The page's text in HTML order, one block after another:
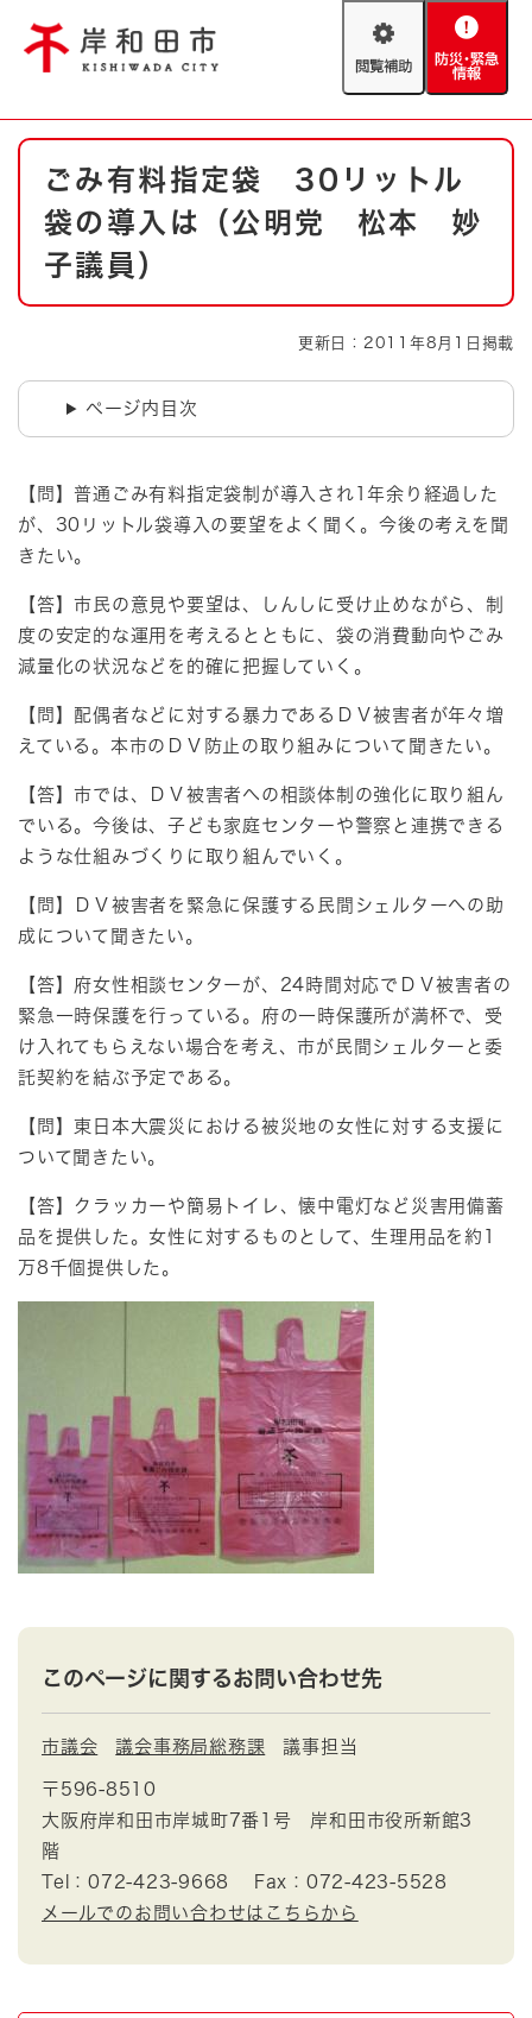
閲
助
防
緊
情
やさしい日本語
文字サイズ 標準
防災・緊急情報 救急・消防
ハザードマップ AED設置箇所
本
ごみ有料指定袋 30リットル
袋の導入は（公明党 松本 妙
子議員）
更新日：2011年8月1日掲載
ページ内目次
【問】普通ごみ有料指定袋制が導入され1年余り経過した
が、30リットル袋導入の要望をよく聞く。今後の考えを聞
きたい。
【答】市民の意見や要望は、しんしに受け止めながら、制
度の安定的な運用を考えるとともに、袋の消費動向やごみ
減量化の状況などを的確に把握していく。
【問】配偶者などに対する暴力であるＤＶ被害者が年々増
えている。本市のＤＶ防止の取り組みについて聞きたい。
【答】市では、ＤＶ被害者への相談体制の強化に取り組ん
でいる。今後は、子ども家庭センターや警察と連携できる
ような仕組みづくりに取り組んでいく。
【問】ＤＶ被害者を緊急に保護する民間シェルターへの助
成について聞きたい。
【答】府女性相談センターが、24時間対応でＤＶ被害者の
緊急一時保護を行っている。府の一時保護所が満杯で、受
け入れてもらえない場合を考え、市が民間シェルターと委
託契約を結ぶ予定である。
【問】東日本大震災における被災地の女性に対する支援に
ついて聞きたい。
【答】クラッカーや簡易トイレ、懐中電灯など災害用備蓄
品を提供した。女性に対するものとして、生理用品を約1
万8千個提供した。
このページに関するお問い合わせ先
市議会 議会事務局総務課 議事担当
〒596-8510
大阪府岸和田市岸城町7番1号 岸和田市役所新館3
階
Tel：072-423-9668
Fax：072-423-5528
メールでのお問い合わせはこちらから